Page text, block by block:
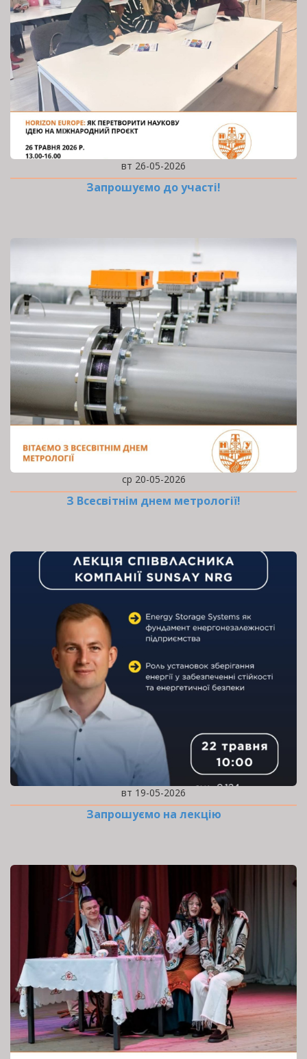
вт 26-05-2026
Запрошуємо до участі!
ср 20-05-2026
З Всесвітнім днем метрології!
вт 19-05-2026
Запрошуємо на лекцію